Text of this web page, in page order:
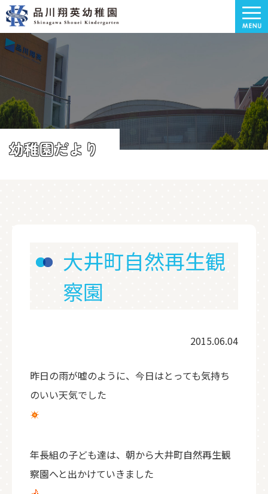
幼稚園だより
大井町自然再生観
察園
2015.06.04
昨日の雨が嘘のように、今日はとっても気持ち
のいい天気でした
年長組の子ども達は、朝から大井町自然再生観
察園へと出かけていきました